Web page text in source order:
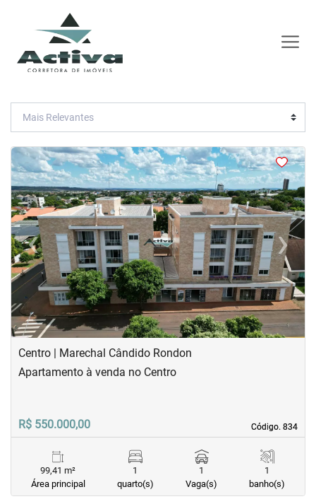
< <<<
‹Previous ›Next
Centro | Marechal Cândido Rondon
Código. 834
Código. 834
Apartamento à venda no Centro
R$ 550.000,00
99,41 m²
Área principal
1
quarto(s)
1
Vaga(s)
1
banho(s)